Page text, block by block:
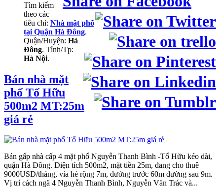
Tìm kiếm
theo các
tiêu chí: Nhà mặt phố
tại Quận Hà Đông.
Quận/Huyện: Hà
Đông. Tỉnh/Tp:
Hà Nội.
Bán nhà mặt
phố Tố Hữu
500m2 MT:25m
giá rẻ
Bán gấp nhà cấp 4 mặt phố Nguyễn Thanh Bình -Tố Hữu kéo dài,
quận Hà Đông. Diện tích 500m2, mặt tiền 25m, đang cho thuê
9000USD/tháng, vỉa hè rộng 7m, đường trước 60m đường sau 9m.
Vị trí cách ngã 4 Nguyễn Thanh Bình, Nguyễn Văn Trác và...